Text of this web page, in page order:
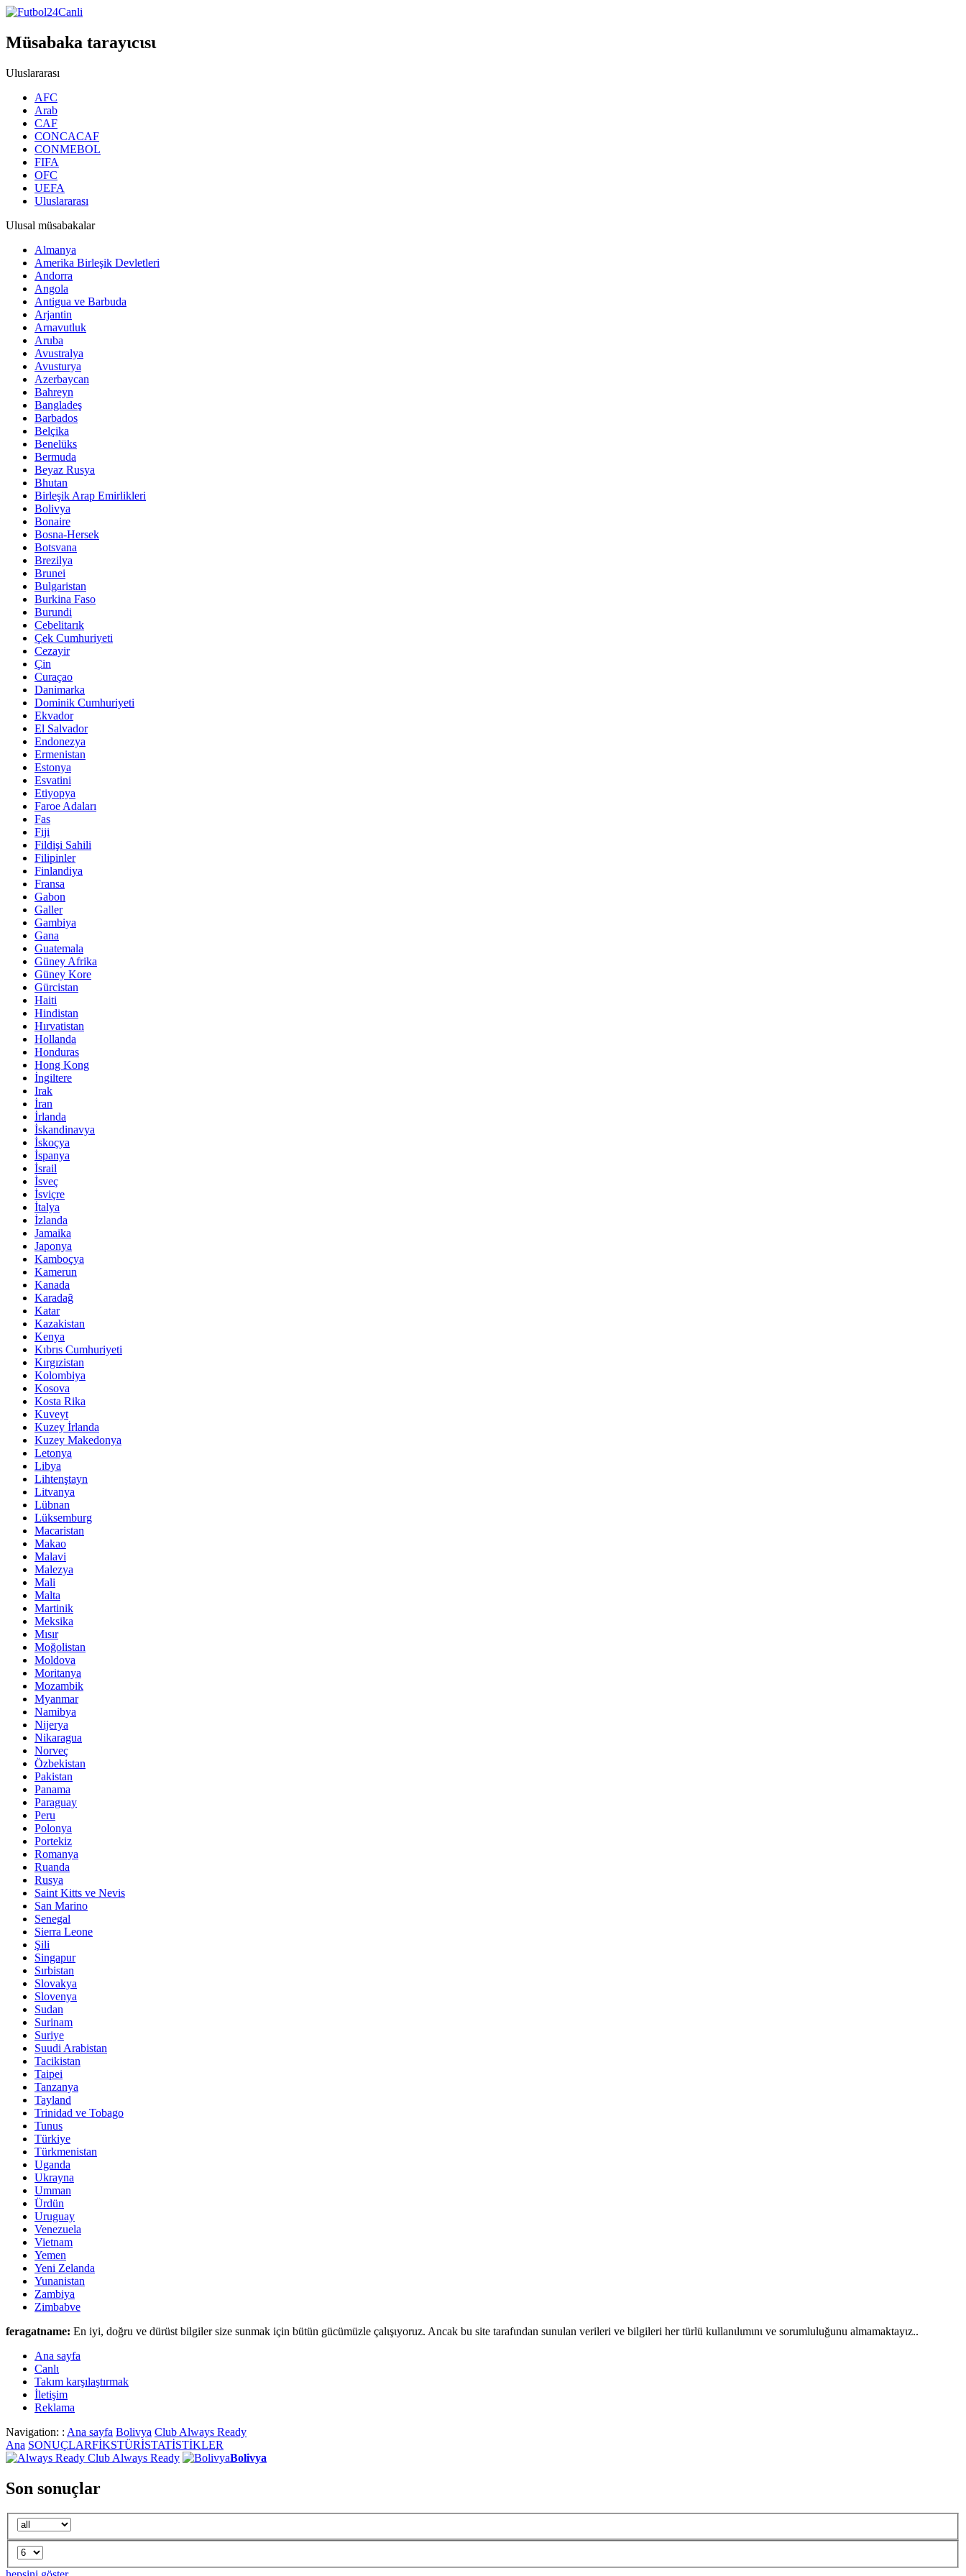
Müsabaka tarayιcιsι
Uluslararası
AFC
Arab
CAF
CONCACAF
CONMEBOL
FIFA
OFC
UEFA
Uluslararası
Ulusal müsabakalar
Almanya
Amerika Birleşik Devletleri
Andorra
Angola
Antigua ve Barbuda
Arjantin
Arnavutluk
Aruba
Avustralya
Avusturya
Azerbaycan
Bahreyn
Bangladeş
Barbados
Belçika
Benelüks
Bermuda
Beyaz Rusya
Bhutan
Birleşik Arap Emirlikleri
Bolivya
Bonaire
Bosna-Hersek
Botsvana
Brezilya
Brunei
Bulgaristan
Burkina Faso
Burundi
Cebelitarık
Çek Cumhuriyeti
Cezayir
Çin
Curaçao
Danimarka
Dominik Cumhuriyeti
Ekvador
El Salvador
Endonezya
Ermenistan
Estonya
Esvatini
Etiyopya
Faroe Adaları
Fas
Fiji
Fildişi Sahili
Filipinler
Finlandiya
Fransa
Gabon
Galler
Gambiya
Gana
Guatemala
Güney Afrika
Güney Kore
Gürcistan
Haiti
Hindistan
Hırvatistan
Hollanda
Honduras
Hong Kong
İngiltere
Irak
İran
İrlanda
İskandinavya
İskoçya
İspanya
İsrail
İsveç
İsviçre
İtalya
İzlanda
Jamaika
Japonya
Kamboçya
Kamerun
Kanada
Karadağ
Katar
Kazakistan
Kenya
Kıbrıs Cumhuriyeti
Kırgızistan
Kolombiya
Kosova
Kosta Rika
Kuveyt
Kuzey İrlanda
Kuzey Makedonya
Letonya
Libya
Lihtenştayn
Litvanya
Lübnan
Lüksemburg
Macaristan
Makao
Malavi
Malezya
Mali
Malta
Martinik
Meksika
Mısır
Moğolistan
Moldova
Moritanya
Mozambik
Myanmar
Namibya
Nijerya
Nikaragua
Norveç
Özbekistan
Pakistan
Panama
Paraguay
Peru
Polonya
Portekiz
Romanya
Ruanda
Rusya
Saint Kitts ve Nevis
San Marino
Senegal
Sierra Leone
Şili
Singapur
Sırbistan
Slovakya
Slovenya
Sudan
Surinam
Suriye
Suudi Arabistan
Tacikistan
Taipei
Tanzanya
Tayland
Trinidad ve Tobago
Tunus
Türkiye
Türkmenistan
Uganda
Ukrayna
Umman
Ürdün
Uruguay
Venezuela
Vietnam
Yemen
Yeni Zelanda
Yunanistan
Zambiya
Zimbabve
feragatname: En iyi, doğru ve dürüst bilgiler size sunmak için bütün gücümüzle çalιşιyoruz. Ancak bu site tarafιndan sunulan verileri ve bilgileri her türlü kullanιlιmιnι ve sorumluluğunu almamaktayιz..
Ana sayfa
Canlι
Takım karşılaştırmak
İletişim
Reklama
Navigation: : Ana sayfa Bolivya Club Always Ready
Ana SONUÇLARFİKSTÜRİSTATİSTİKLER
Club Always Ready
Bolivya
Son sonuçlar